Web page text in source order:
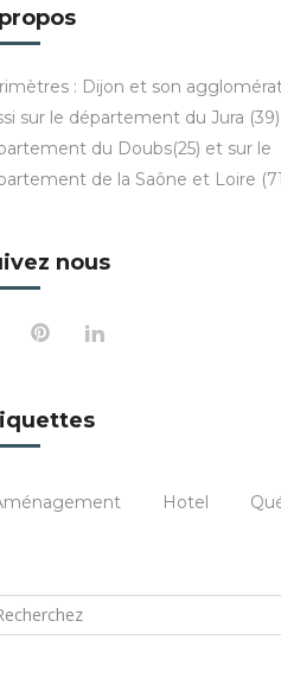
: Dijon et son
sur le département du Jura (39)
du Doubs(25) et sur le
de la Saône et Loire
nous
Hotel